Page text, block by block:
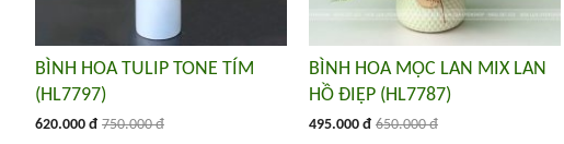
BÌNH HOA TULIP TONE TÍM
(HL7797)
620.000 đ 750.000 đ
BÌNH HOA MỘC LAN MIX LAN
HỒ ĐIỆP (HL7787)
495.000 đ 650.000 đ